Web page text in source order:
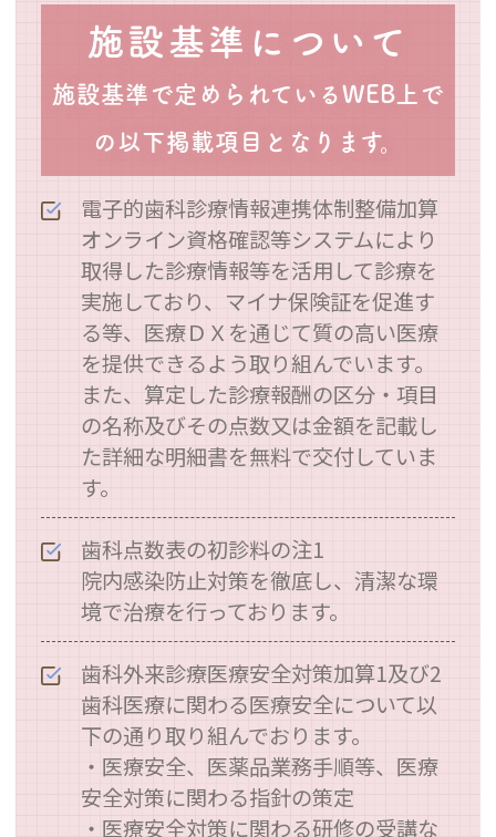
施設基準について
施設基準で定められているWEB上で
の以下掲載項目となります。
電子的歯科診療情報連携体制整備加算
オンライン資格確認等システムにより
取得した診療情報等を活用して診療を
実施しており、マイナ保険証を促進す
る等、医療ＤＸを通じて質の高い医療
を提供できるよう取り組んでいます。
また、算定した診療報酬の区分・項目
の名称及びその点数又は金額を記載し
た詳細な明細書を無料で交付していま
す。
歯科点数表の初診料の注1
院内感染防止対策を徹底し、清潔な環
境で治療を行っております。
歯科外来診療医療安全対策加算1及び2
歯科医療に関わる医療安全について以
下の通り取り組んでおります。
・医療安全、医薬品業務手順等、医療
安全対策に関わる指針の策定
・医療安全対策に関わる研修の受講な